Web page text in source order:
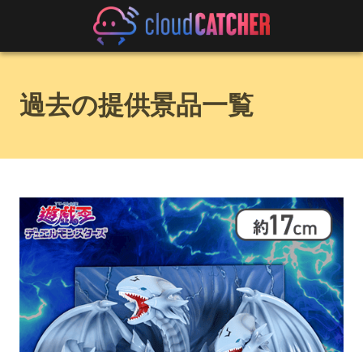
過去の提供景品一覧